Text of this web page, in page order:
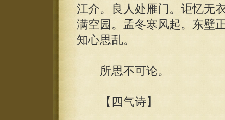
江介。良人处雁门。讵忆无
满空园。孟冬寒风起。东壁
知心思乱。
所思不可论。
【四气诗】